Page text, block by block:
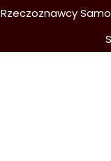
Rzeczoznawcy